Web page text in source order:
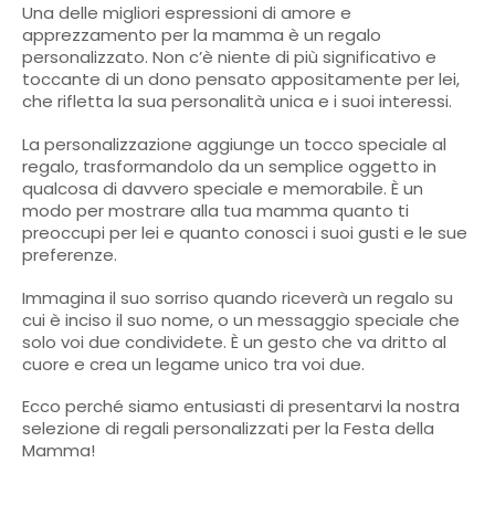
Una delle migliori espressioni di amore e
apprezzamento per la mamma è un regalo
personalizzato. Non c’è niente di più significativo e
toccante di un dono pensato appositamente per lei,
che rifletta la sua personalità unica e i suoi interessi.
La personalizzazione aggiunge un tocco speciale al
regalo, trasformandolo da un semplice oggetto in
qualcosa di davvero speciale e memorabile. È un
modo per mostrare alla tua mamma quanto ti
preoccupi per lei e quanto conosci i suoi gusti e le sue
preferenze.
Immagina il suo sorriso quando riceverà un regalo su
cui è inciso il suo nome, o un messaggio speciale che
solo voi due condividete. È un gesto che va dritto al
cuore e crea un legame unico tra voi due.
Ecco perché siamo entusiasti di presentarvi la nostra
selezione di regali personalizzati per la Festa della
Mamma!